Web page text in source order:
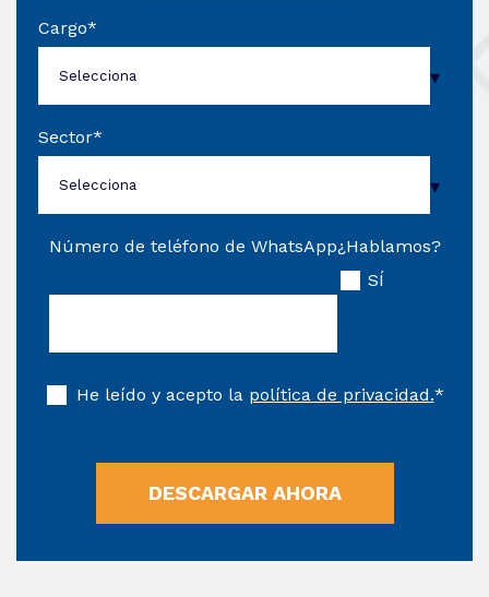
Cargo*
Sector*
Número de teléfono de WhatsApp¿Hablamos?
SÍ
He leído y acepto la política de privacidad.*